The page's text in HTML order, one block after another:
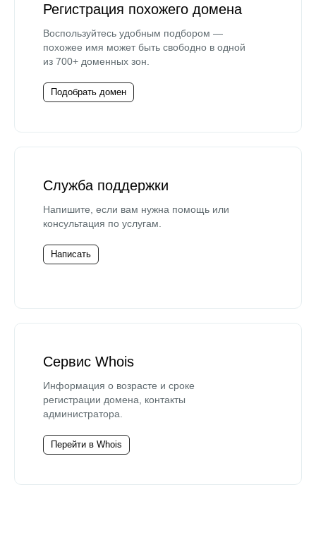
Регистрация похожего домена
Воспользуйтесь удобным подбором —
похожее имя может быть свободно в одной
из 700+ доменных зон.
Подобрать домен
Служба поддержки
Напишите, если вам нужна помощь или
консультация по услугам.
Написать
Сервис Whois
Информация о возрасте и сроке
регистрации домена, контакты
администратора.
Перейти в Whois